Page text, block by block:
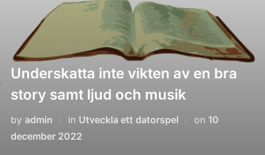
Underskatta inte vikten av en bra
story samt ljud och musik
by admin in Utveckla ett datorspel on Posted
10
december 2022